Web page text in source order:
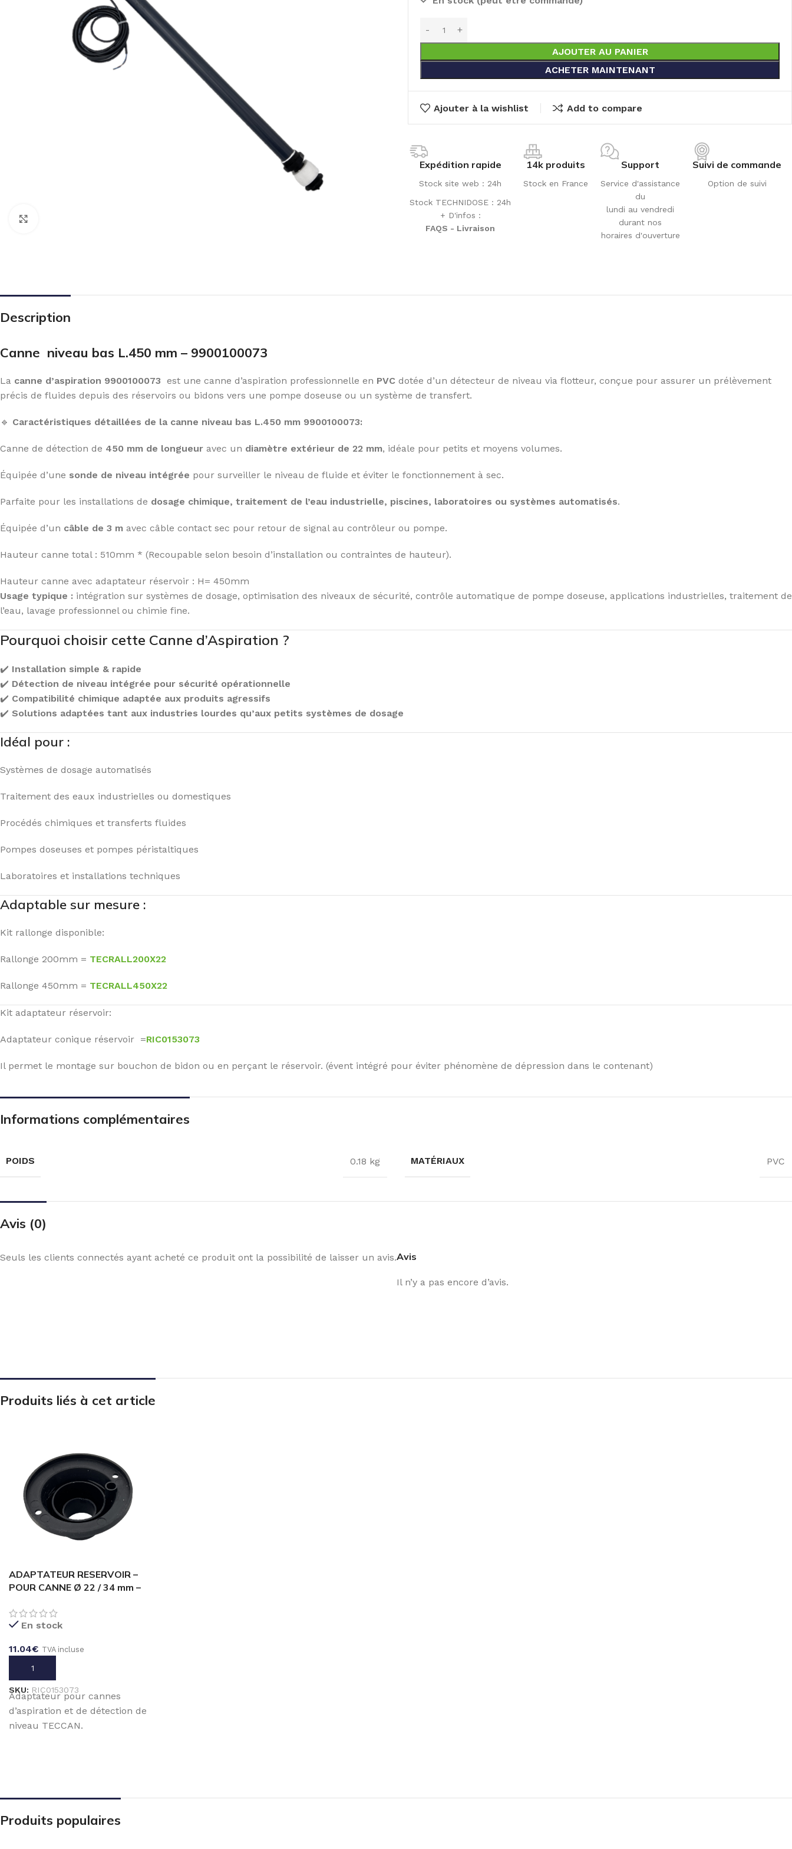
AJOUTER AU PANIER
ACHETER MAINTENANT
Ajouter à la wishlist Add to compare
Expédition rapide
Stock site web : 24h
Stock TECHNIDOSE : 24h
+ D'infos :
FAQS - Livraison
14k produits
Stock en France
Support
Service d'assistance
du
lundi au vendredi
durant nos
horaires d'ouverture
Suivi de commande
Option de suivi
Description
Canne niveau bas L.450 mm – 9900100073
La canne d’aspiration 9900100073 est une canne d’aspiration professionnelle en PVC dotée d’un détecteur de niveau via flotteur, conçue pour assurer un prélèvement
précis de fluides depuis des réservoirs ou bidons vers une pompe doseuse ou un système de transfert.
🔹 Caractéristiques détaillées de la canne niveau bas L.450 mm 9900100073:
Canne de détection de 450 mm de longueur avec un diamètre extérieur de 22 mm, idéale pour petits et moyens volumes.
Équipée d’une sonde de niveau intégrée pour surveiller le niveau de fluide et éviter le fonctionnement à sec.
Parfaite pour les installations de dosage chimique, traitement de l’eau industrielle, piscines, laboratoires ou systèmes automatisés.
Équipée d’un câble de 3 m avec câble contact sec pour retour de signal au contrôleur ou pompe.
Hauteur canne total : 510mm * (Recoupable selon besoin d’installation ou contraintes de hauteur).
Hauteur canne avec adaptateur réservoir : H= 450mm
Usage typique : intégration sur systèmes de dosage, optimisation des niveaux de sécurité, contrôle automatique de pompe doseuse, applications industrielles, traitement de
l’eau, lavage professionnel ou chimie fine.
Pourquoi choisir cette Canne d’Aspiration ?
✔️ Installation simple & rapide
✔️ Détection de niveau intégrée pour sécurité opérationnelle
✔️ Compatibilité chimique adaptée aux produits agressifs
✔️ Solutions adaptées tant aux industries lourdes qu’aux petits systèmes de dosage
Idéal pour :
Systèmes de dosage automatisés
Traitement des eaux industrielles ou domestiques
Procédés chimiques et transferts fluides
Pompes doseuses et pompes péristaltiques
Laboratoires et installations techniques
Adaptable sur mesure :
Kit rallonge disponible:
Rallonge 200mm = TECRALL200X22
Rallonge 450mm = TECRALL450X22
Kit adaptateur réservoir:
Adaptateur conique réservoir =RIC0153073
Il permet le montage sur bouchon de bidon ou en perçant le réservoir. (évent intégré pour éviter phénomène de dépression dans le contenant)
Informations complémentaires
POIDS 0.18 kg MATÉRIAUX PVC
Avis (0)
Avis
Il n’y a pas encore d’avis.
Seuls les clients connectés ayant acheté ce produit ont la possibilité de laisser un avis.
Produits liés à cet article
ADAPTATEUR RESERVOIR –
POUR CANNE Ø 22 / 34 mm –
En stock
11.04€ TVA incluse
AJOUTER AU PANIER
SKU: RIC0153073
Adaptateur pour cannes
d’aspiration et de détection de
niveau TECCAN.
Produits populaires